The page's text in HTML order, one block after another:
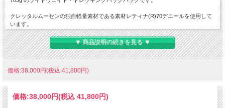
クレッタルムーセンの独自軽量素材である素材レティナ(R)70デニールを使用して
います。
休憩時などに、バッグ内部全体が見渡せる大きなU字開口型のデザインとなってお
り、底面に収納したものもストレスなく取り出せます。
空気の流れを作り、優れた通気性を確保します。
フィットさせ、快適で優れた装着感があります。
▼ 商品説明の続きを見る ▼
価格:38,000円(税込 41,800円)
価格:38,000円(税込 41,800円)